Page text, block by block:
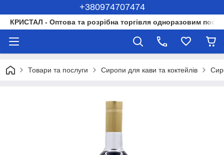
+380974707474
КРИСТАЛ - Оптова та розрібна торгівля одноразовим
Товари та послуги Сиропи для кави та коктейлів